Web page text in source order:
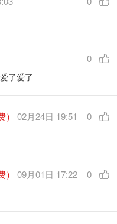
0
了爱了
） 02月24日 19:51 0
） 09月01日 17:22 0